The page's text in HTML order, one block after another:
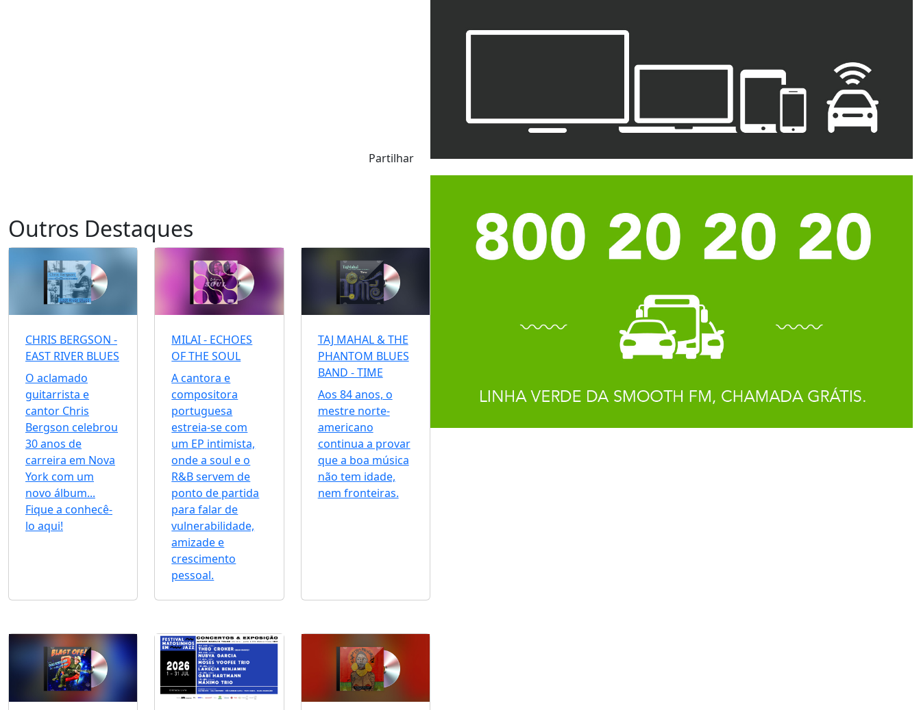
Partilhar
Outros Destaques
CHRIS BERGSON -
EAST RIVER BLUES
O aclamado
guitarrista e
cantor Chris
Bergson celebrou
30 anos de
carreira em Nova
York com um
novo álbum...
Fique a conhecê-
lo aqui!
MILAI - ECHOES
OF THE SOUL
A cantora e
compositora
portuguesa
estreia-se com
um EP intimista,
onde a soul e o
R&B servem de
ponto de partida
para falar de
vulnerabilidade,
amizade e
crescimento
pessoal.
TAJ MAHAL & THE
PHANTOM BLUES
BAND - TIME
Aos 84 anos, o
mestre norte-
americano
continua a provar
que a boa música
não tem idade,
nem fronteiras.